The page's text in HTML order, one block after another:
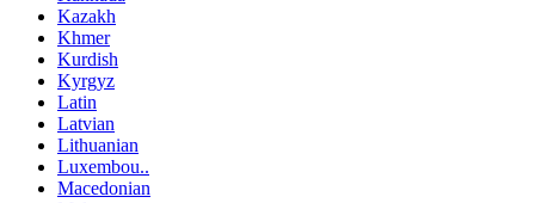
Kazakh
Khmer
Kurdish
Kyrgyz
Latin
Latvian
Lithuanian
Luxembou..
Macedonian